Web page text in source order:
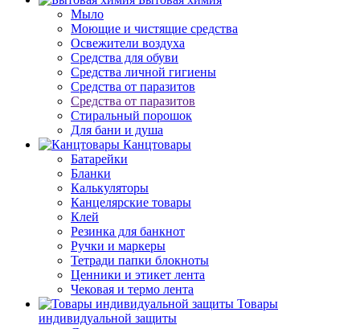
Мыло
Моющие и чистящие средства
Освежители воздуха
Средства для обуви
Средства личной гигиены
Средства от паразитов
Средства от паразитов
Стиральный порошок
Для бани и душа
Канцтовары
Батарейки
Бланки
Калькуляторы
Канцелярские товары
Клей
Резинка для банкнот
Ручки и маркеры
Тетради папки блокноты
Ценники и этикет лента
Чековая и термо лента
Товары
индивидуальной защиты